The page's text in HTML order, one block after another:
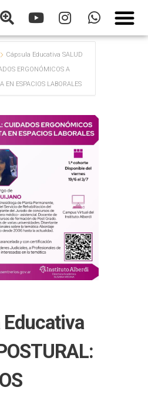
Cápsula Educativa SALUD
ERGONÓMICOS A
EN ESPACIOS LABORALES